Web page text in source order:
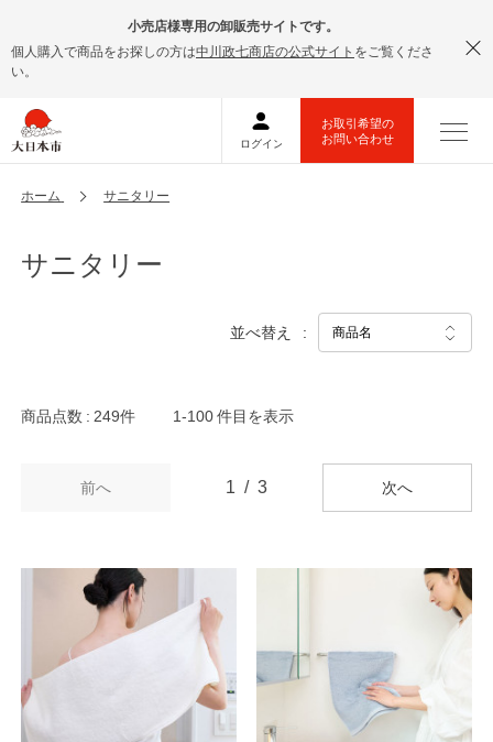
小売店様専用の卸販売サイトです。
個人購入で商品をお探しの方は中川政七商店の公式サイト をご覧くださ
い。
ホーム サニタリー
サニタリー
並べ替え
商品点数 249件 1-100件目を表示
前へ 1 3 次へ